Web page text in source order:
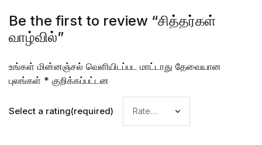
Be the first to review “சித்தர்கள்
வாழ்வில்”
உங்கள் மின்னஞ்சல் வெளியிடப்பட மாட்டாது தேவையான
புலங்கள் * குறிக்கப்பட்டன
Select a rating(required)